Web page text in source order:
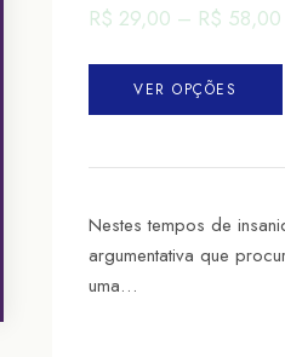
R$ 29,00 – R$ 58,00
VER OPÇÕES
Nestes tempos de
argumentativa que
uma…